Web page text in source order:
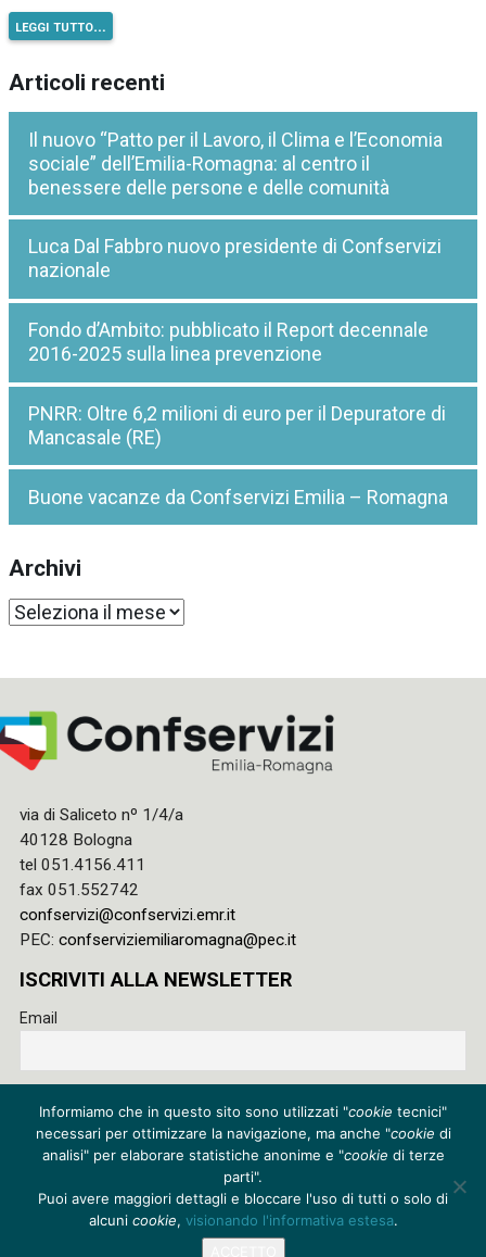
leggi tutto…
Articoli recenti
Il nuovo “Patto per il Lavoro, il Clima e l’Economia
sociale” dell’Emilia-Romagna: al centro il
benessere delle persone e delle comunità
Luca Dal Fabbro nuovo presidente di Confservizi
nazionale
Fondo d’Ambito: pubblicato il Report decennale
2016-2025 sulla linea prevenzione
PNRR: Oltre 6,2 milioni di euro per il Depuratore di
Mancasale (RE)
Buone vacanze da Confservizi Emilia – Romagna
Archivi
Archivi
via di Saliceto nº 1/4/a
40128 Bologna
tel 051.4156.411
fax 051.552742
confservizi@confservizi.emr.it
PEC: confserviziemiliaromagna@pec.it
ISCRIVITI ALLA NEWSLETTER
Email
al trattamento dei miei dati
Privacy policy
Cookie policy
Credits
Informiamo che in questo sito sono utilizzati "cookie tecnici"
necessari per ottimizzare la navigazione, ma anche "cookie di
analisi" per elaborare statistiche anonime e "cookie di terze
parti".
Puoi avere maggiori dettagli e bloccare l'uso di tutti o solo di
alcuni cookie, visionando l'informativa estesa.